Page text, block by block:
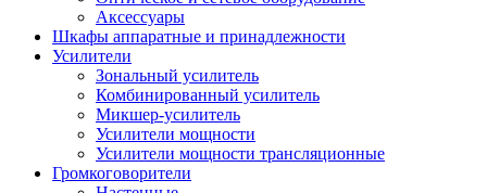
Аксессуары
Шкафы аппаратные и принадлежности
Усилители
Зональный усилитель
Комбинированный усилитель
Микшер-усилитель
Усилители мощности
Усилители мощности трансляционные
Громкоговорители